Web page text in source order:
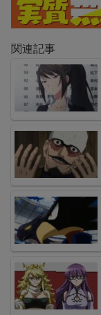
関連記事